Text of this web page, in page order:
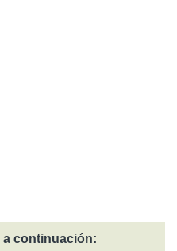
a continuación: